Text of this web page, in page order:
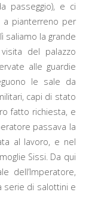
passeggio), e ci
a pianterreno per
saliamo la grande
del palazzo
alle guardie
le sale da
capi di stato
fatto richiesta, e
passava la
al lavoro, e nel
Sissi. Da qui
dell’Imperatore,
serie di salottini e